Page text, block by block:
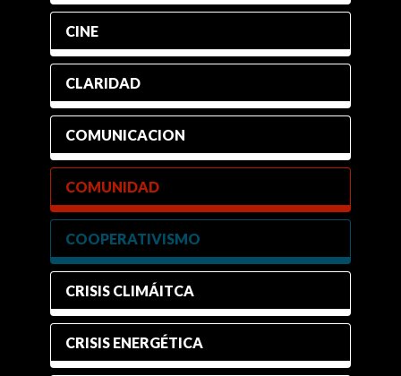
CINE
CLARIDAD
COMUNICACION
COMUNIDAD
COOPERATIVISMO
CRISIS CLIMÁITCA
CRISIS ENERGÉTICA